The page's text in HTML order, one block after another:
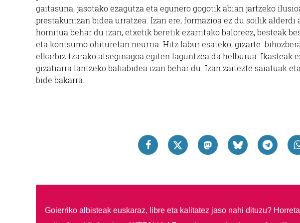
gaitasuna, jasotako ezagutza eta egunero gogotik abian jartzeko
prestakuntzan bidea urratzea. Izan ere, formazioa ez du soilik alderdi
hornitua behar du izan, etxetik beretik ezarritako baloreez, besteak
eta kontsumo ohituretan neurria. Hitz labur esateko, gizarte
elkarbizitzarako atseginagoa egiten laguntzea da helburua. Ikasteak
gizatiarra lantzeko baliabidea izan behar du. Izan zaitezte saiatuak
bide bakarra.
Goierriko albisteak euskaraz, libre eta kalitatez jaso nahi dituzu?